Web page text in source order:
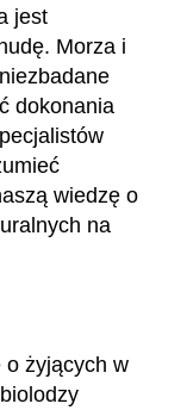
jest
Morza i
dokonania
wiedzę o
na
o żyjących w